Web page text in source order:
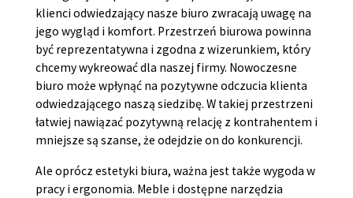
klienci odwiedzający nasze biuro zwracają uwagę na
jego wygląd i komfort. Przestrzeń biurowa powinna
być reprezentatywna i zgodna z wizerunkiem, który
chcemy wykreować dla naszej firmy. Nowoczesne
biuro może wpłynąć na pozytywne odczucia klienta
odwiedzającego naszą siedzibę. W takiej przestrzeni
łatwiej nawiązać pozytywną relację z kontrahentem i
mniejsze są szanse, że odejdzie on do konkurencji.
Ale oprócz estetyki biura, ważna jest także wygoda w
pracy i ergonomia. Meble i dostępne narzędzia